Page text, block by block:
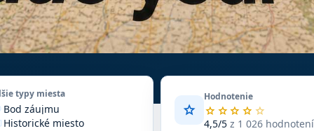
typy miesta
Bod záujmu
Historické miesto
star
Hodnotenie
star star star star star
4,5/5z 1 026 hodnotení
Priemerné
hodnotenie